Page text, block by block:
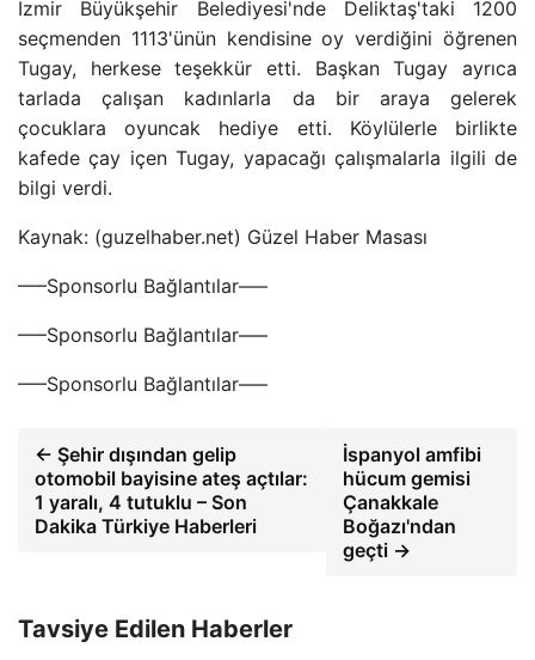
İzmir Büyükşehir Belediyesi'nde Deliktaş'taki 1200
seçmenden 1113'ünün kendisine oy verdiğini öğrenen
Tugay, herkese teşekkür etti. Başkan Tugay ayrıca
tarlada çalışan kadınlarla da bir araya gelerek
çocuklara oyuncak hediye etti. Köylülerle birlikte
kafede çay içen Tugay, yapacağı çalışmalarla ilgili de
bilgi verdi.
Kaynak: (guzelhaber.net) Güzel Haber Masası
—–Sponsorlu Bağlantılar—–
—–Sponsorlu Bağlantılar—–
—–Sponsorlu Bağlantılar—–
← Şehir dışından gelip
otomobil bayisine ateş açtılar:
1 yaralı, 4 tutuklu – Son
Dakika Türkiye Haberleri
İspanyol amfibi
hücum gemisi
Çanakkale
Boğazı'ndan
geçti →
Tavsiye Edilen Haberler